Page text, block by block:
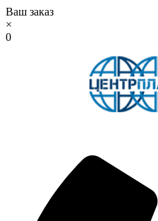
Ваш заказ
×
0